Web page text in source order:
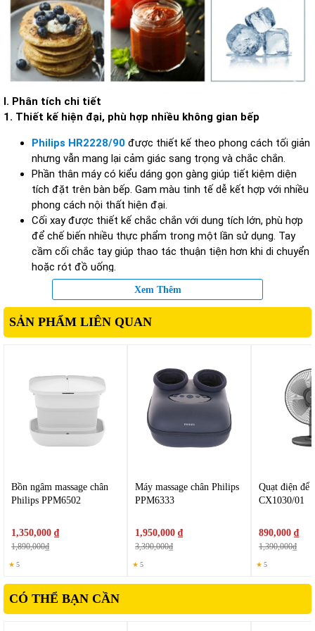
I. Phân tích chi tiết
1. Thiết kế hiện đại, phù hợp nhiều không gian bếp
Philips HR2228/90 được thiết kế theo phong cách tối giản
nhưng vẫn mang lại cảm giác sang trọng và chắc chắn.
Phần thân máy có kiểu dáng gọn gàng giúp tiết kiệm diện
tích đặt trên bàn bếp. Gam màu tinh tế dễ kết hợp với nhiều
phong cách nội thất hiện đại.
Cối xay được thiết kế chắc chắn với dung tích lớn, phù hợp
để chế biến nhiều thực phẩm trong một lần sử dụng. Tay
cầm cối chắc tay giúp thao tác thuận tiện hơn khi di chuyển
hoặc rót đồ uống.
Ngoài ra, chân đế chống trượt giúp máy vận hành ổn định
hơn trong quá trình xay tốc độ cao.
Xem Thêm
SẢN PHẨM LIÊN QUAN
Bồn ngâm massage chân
Philips PPM6502
1,350,000 ₫
1,890,000₫
★ 5
Máy massage chân Philips
PPM6333
1,950,000 ₫
3,390,000₫
★ 5
Quạt điện để
CX1030/01
890,000 ₫
1,390,000₫
★ 5
CÓ THỂ BẠN CẦN